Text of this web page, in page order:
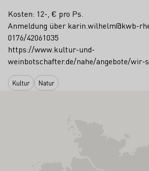
Kosten: 12-, € pro Ps.
Anmeldung über karin.wilhelm@kwb-
0176/42061035
https://www.kultur-und-
weinbotschafter.de/nahe/angebote/wir-
Kultur Natur